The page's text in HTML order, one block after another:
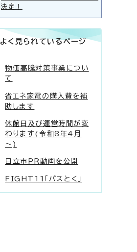
決定！
よく見られているページ
物価高騰対策事業につい
て
省エネ家電の購入費を補
助します
休館日及び運営時間が変
わります(令和8年4月
～)
日立市PR動画を公開
FIGHT11「パスとく」